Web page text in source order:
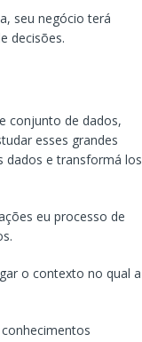
seu negócio terá
decisões.
conjunto de dados,
esses grandes
dados e transformá los
eu processo de
o contexto no qual a